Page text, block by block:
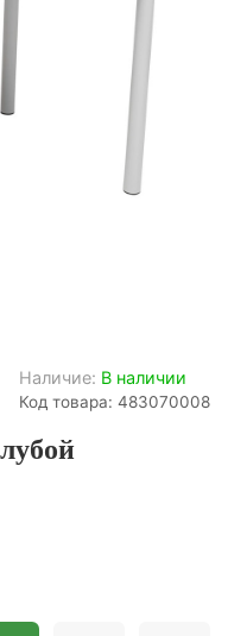
Наличие: В наличии
Код товара: 483070008